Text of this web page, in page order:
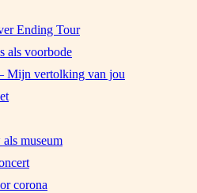
Ending Tour
als voorbode
Mijn vertolking van jou
museum
corona